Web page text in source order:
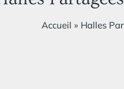
Accueil » Halles